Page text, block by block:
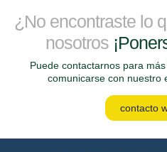
¿No encontraste lo
nosotros
Puede contactarnos para
comunicarse con nuestro
contacto